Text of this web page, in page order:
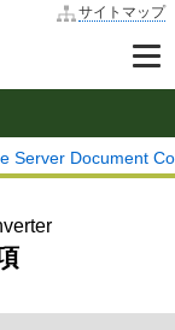
サイトマップ
Server Document